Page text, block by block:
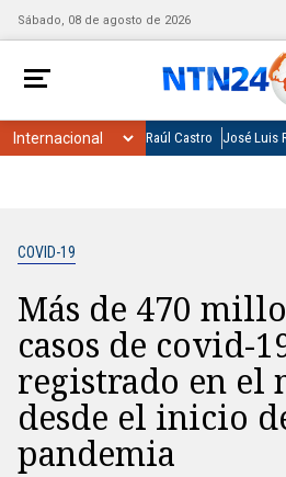
Sábado, 08 de agosto de 2026
Raúl Castro José Luis
COVID-19
Más de 470
casos de covid-
registrado en el
desde el inicio
pandemia